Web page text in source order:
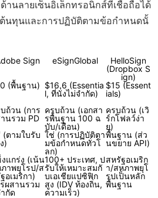
นลายเซ็นอิเล็กทรอนิกส์ที่เชื่อถือได้
นทุนและการปฏิบัติตามข้อกำหนดนั้
Sign eSignGlobal
HelloSign
(Dropbox S
ign)
(พื้นฐาน) $16.6 (Essentia
l, ที่นั่งไม่จำกัด)
$15 (Essent
ials)
ถ้วน (การ
นรวม PD
ครบถ้วน (เอกสา
รพื้นฐาน 100 ฉ
บับ/เดือน)
ครบถ้วน (เวิ
ร์กโฟลว์ง่า
ย)
(ตามใบรับ
)
ใช่ (การปฏิบัติตา
มข้อกำหนดทั่วโ
ลก)
พื้นฐาน (ส่ว
นขยาย API)
แกร่ง (เน้น
าพยุโรป/ส
อเมริกา)
100+ ประเทศ, ป
รับให้เหมาะสมกั
บเอเชียแปซิฟิก
สหรัฐอเมริก
า/สหภาพยุโ
รปเป็นหลัก
ผสานรวม
กัด
สูง (IDV ท้องถิ่น,
ความเร็ว)
พื้นฐาน